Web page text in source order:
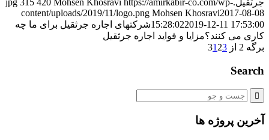
content/uploads/2019/11/logo.png Mohsen Khosravi2017-08-08
15:28:022019-12-11 17:53:00
شرکتهای اجاره جرثقیل برای ما چه
کاری می کنند؟مزایا و فواید اجاره جرثقیل
برگه 2 از 3
1 23
Search
آخرین پروژه ها